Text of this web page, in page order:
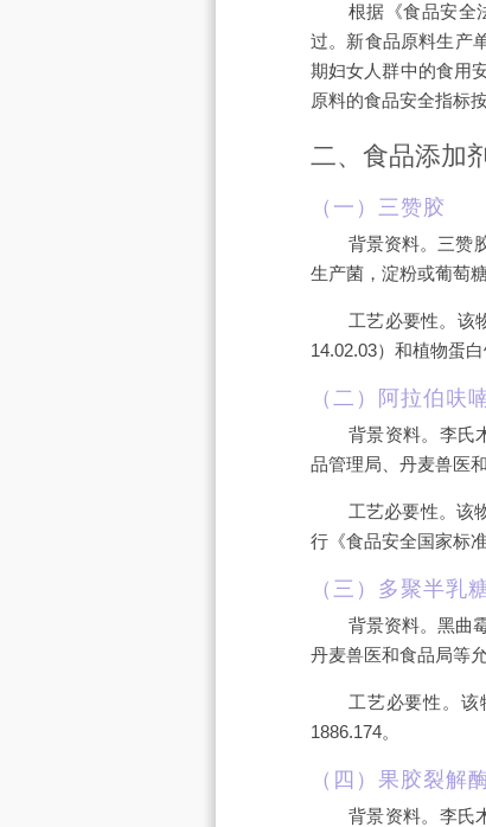
根据《食品安全
过。新食品原料生产
期妇女人群中的食用
原料的食品安全指标
二、食品添加
（一）三赞胶
背景资料。三赞
生产菌，淀粉或葡萄
工艺必要性。该
14.02.03）和植物蛋
（二）阿拉伯呋
背景资料。李氏
品管理局、丹麦兽医
工艺必要性。该
行《食品安全国家标
（三）多聚半乳
背景资料。黑曲
丹麦兽医和食品局等
工艺必要性。
1886.174。
（四）果胶裂解
背景资料。李氏